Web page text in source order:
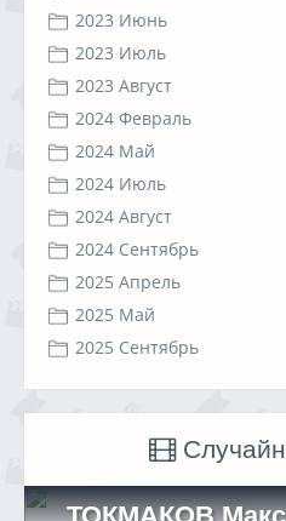
2023 Июнь
2023 Июль
2023 Август
2024 Февраль
2024 Май
2024 Июль
2024 Август
2024 Сентябрь
2025 Апрель
2025 Май
2025 Сентябрь